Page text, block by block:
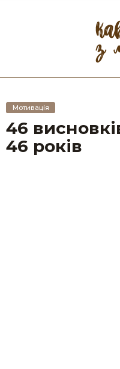
Мотивація
46
46 років